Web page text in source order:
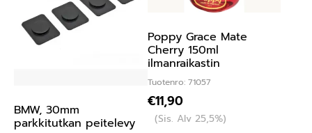
BMW, 30mm
parkkitutkan peitelevy
Poppy Grace Mate
Cherry 150ml
ilmanraikastin
Tuotenro: 71057
€11,90
(Sis. Alv 25,5%)